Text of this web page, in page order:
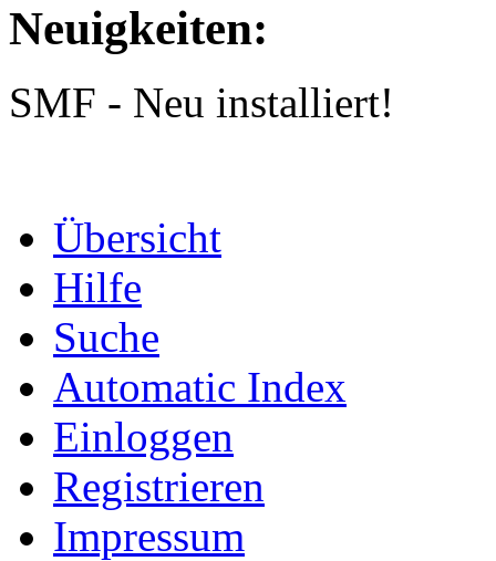
Neuigkeiten:
SMF - Neu installiert!
Übersicht
Hilfe
Suche
Automatic Index
Einloggen
Registrieren
Impressum